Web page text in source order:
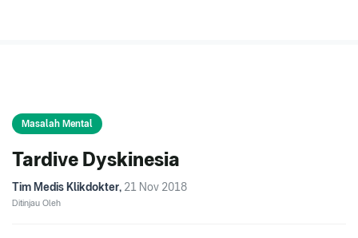
Masalah Mental
Tardive Dyskinesia
Tim Medis Klikdokter, 21 Nov 2018
Ditinjau Oleh